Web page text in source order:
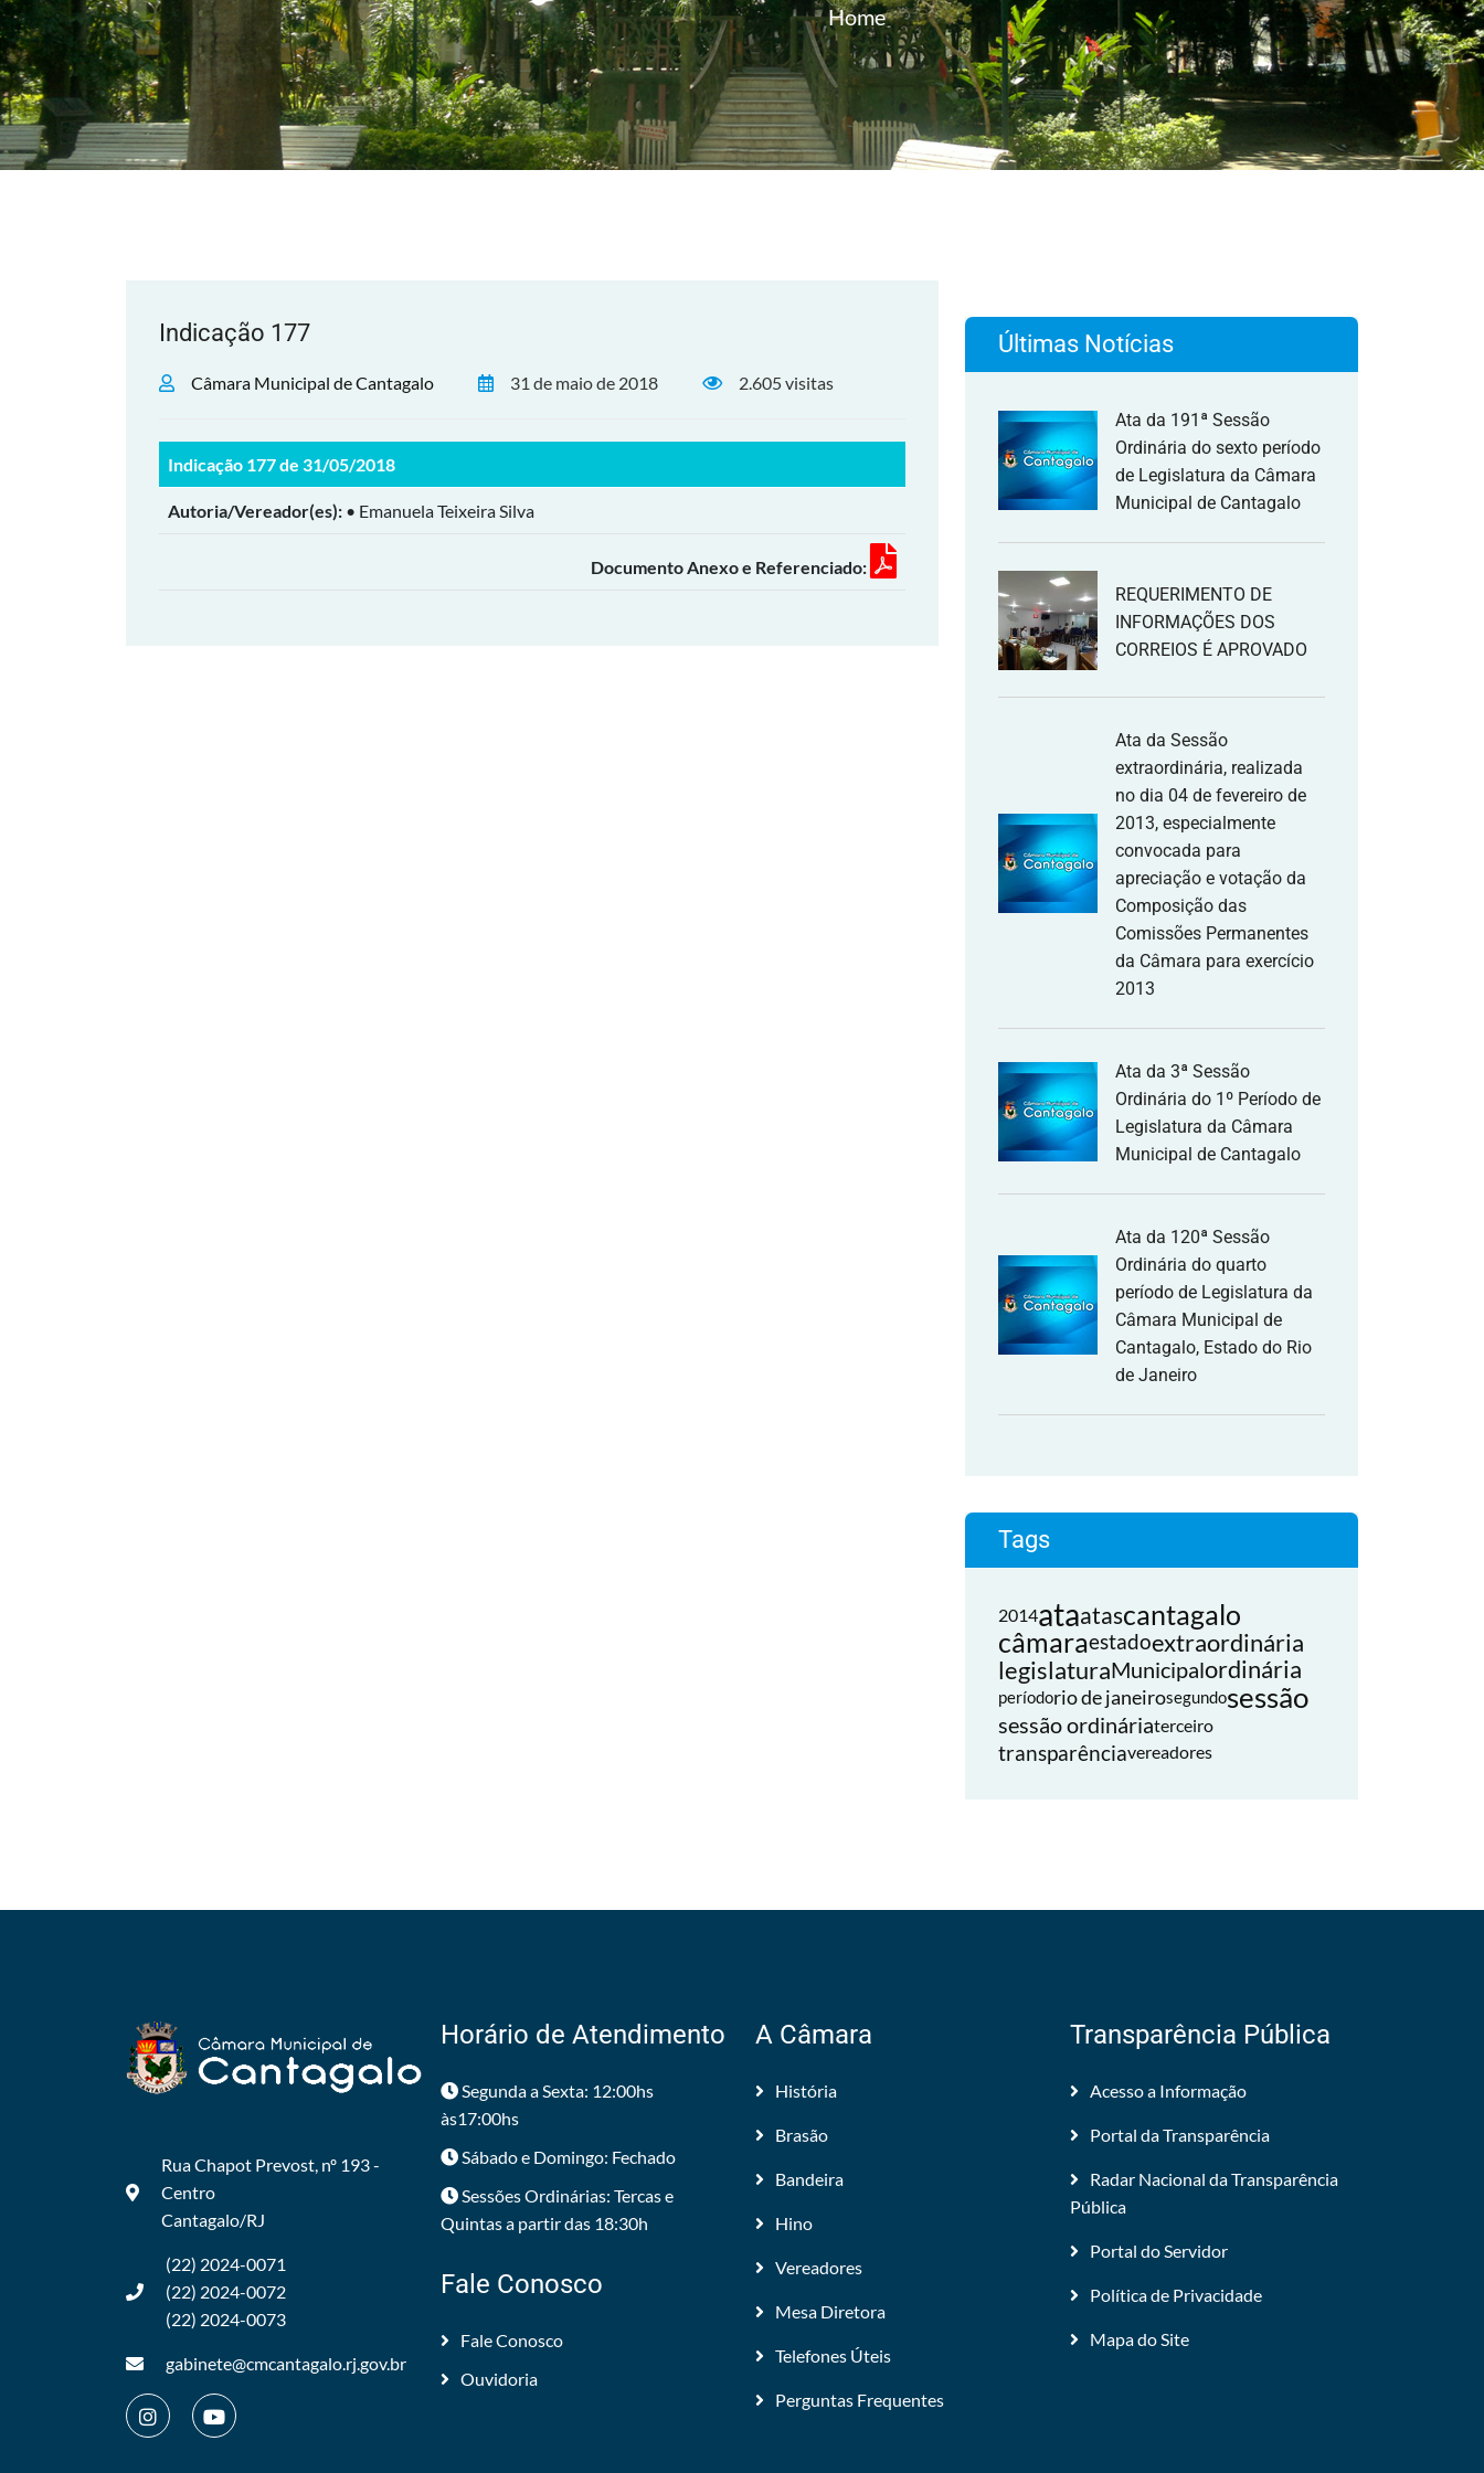
Home
Indicação 177
Câmara Municipal de Cantagalo 31 de maio de 2018 2.605 visitas
Indicação 177 de 31/05/2018
Autoria/Vereador(es): • Emanuela Teixeira Silva
Documento Anexo e Referenciado:
Últimas Notícias
Ata da 191ª Sessão
Ordinária do sexto período
de Legislatura da Câmara
Municipal de Cantagalo
REQUERIMENTO DE
INFORMAÇÕES DOS
CORREIOS É APROVADO
Ata da Sessão
extraordinária, realizada
no dia 04 de fevereiro de
2013, especialmente
convocada para
apreciação e votação da
Composição das
Comissões Permanentes
da Câmara para exercício
2013
Ata da 3ª Sessão
Ordinária do 1º Período de
Legislatura da Câmara
Municipal de Cantagalo
Ata da 120ª Sessão
Ordinária do quarto
período de Legislatura da
Câmara Municipal de
Cantagalo, Estado do Rio
de Janeiro
Tags
2014ataatascantagalo
câmaraestadoextraordinária
legislaturaMunicipalordinária
períodorio de janeirosegundosessão
sessão ordináriaterceiro
transparênciavereadores
Rua Chapot Prevost, nº 193 -
Centro
Cantagalo/RJ
(22) 2024-0071
(22) 2024-0072
(22) 2024-0073
gabinete@cmcantagalo.rj.gov.br
Horário de Atendimento
Segunda a Sexta: 12:00hs
às17:00hs
Sábado e Domingo: Fechado
Sessões Ordinárias: Tercas e
Quintas a partir das 18:30h
Fale Conosco
Fale Conosco
Ouvidoria
A Câmara
História
Brasão
Bandeira
Hino
Vereadores
Mesa Diretora
Telefones Úteis
Perguntas Frequentes
Transparência Pública
Acesso a Informação
Portal da Transparência
Radar Nacional da Transparência
Pública
Portal do Servidor
Política de Privacidade
Mapa do Site